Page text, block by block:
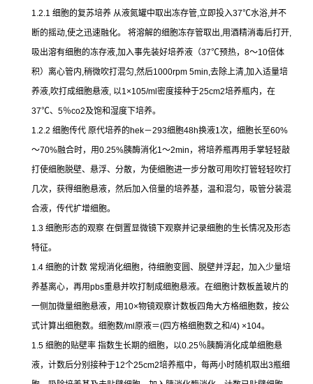
1.2.1 细胞的复苏培养 从液氮罐中取出冻存管,立即投入37℃水浴,并不
断的摇动,使之迅速融化。 将溶解的细胞冻存管取出,用酒精消毒后打开,
吸出溶有细胞的冻存液,加入事先装好培养液（37℃预热， 8～10倍体
积）离心管内,稍微吹打混匀,然后1000rpm 5min,去除上清,加入适量培
养液,吹打成细胞悬液, 以1×105/ml 密度接种于25cm2培养瓶内，在
37℃、 5％co2及饱和湿度下培养。
1.2.2 细胞传代 原代培养的hek－293细胞48h换液1次，细胞长至60%
～70%融合时，用0.25%胰酶消化1～2min ，将培养瓶再用手掌轻轻敲
打使细胞脱壁、悬浮、分散，为使细胞进一步分散可用吹打管轻轻吹打
几次，获得细胞悬液，然后加入倍量的培养基，温和混匀，吸管分装混
合液，传代扩增细胞。
1.3 细胞形态的观察 在倒置显微镜下观察并记录细胞的生长情况及形态
特征。
1.4 细胞的计数 常规消化细胞，待细胞变圆、脱壁并浮起，加入少量培
养基离心，再用pbs重悬并吹打制成细胞悬液。在细胞计数板盖玻片的
一侧加微量细胞悬液，用 10×物镜观察计数板四角大方格细胞数，按公
式计算出细胞数。细胞数/ml 原液＝(四方格细胞数之和/4) ×104。
1.5 细胞的贴壁率 指数生长期的细胞，以0.25％胰酶消化成单细胞悬
液，计数后分别接种于12个25cm2培养瓶中，每两小时随机取出3瓶细